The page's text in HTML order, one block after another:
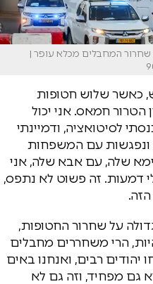
המחבלים מכלא עופר |
כאשר שלוש חטופות
הטרור חמאס. אני יכול
לסיטואציה, ודמיינתי
ונפגשות עם המשפחות
שלה, עם אבא שלה, אני
דמעות. זה פשוט לא נתפס,
על שחרור החטופות,
הרי משחררים מחבלים
יהודים רבים, ואנחנו באים
גם מפחיד, וזה גם לא